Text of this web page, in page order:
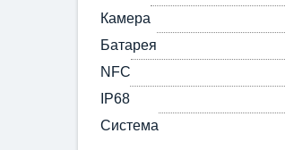
Камера
Батарея
NFC
IP68
Система